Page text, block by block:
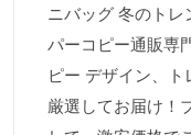
ニバッグ 冬のト
パーコピー通販専
ピー デザイン、
厳選してお届け！